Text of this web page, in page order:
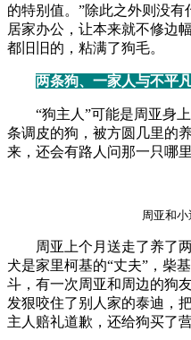
的特别值。”除此之外则没
居家办公，让本来就不修边
都旧旧的，粘满了狗毛。
两条狗、一家人与不平
“狗主人”可能是周亚身上
条调皮的狗，被方圆几里的
来，还会有路人问那一只哪里
周亚和小
周亚上个月送走了养了两
犬是家里柯基的“丈夫”，柴
斗，有一次周亚和周边的狗
发狠咬住了别人家的泰迪，
主人赔礼道歉，还给狗买了营